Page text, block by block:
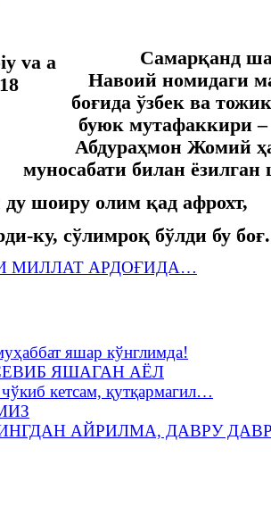
Самарқанд
Навоий номидаги
боғида ўзбек ва
буюк мутафаккири
Абдураҳмон Жомий
муносабати билан ёзилган
шоиру олим қад афрохт,
ку, сўлимроқ бўлди бу боғ.
МИЛЛАТ АРДОҒИДА…
яшар кўнглимда!
ЯШАГАН АЁЛ
кетсам, қутқармагил…
АЙРИЛМА, ДАВРУ